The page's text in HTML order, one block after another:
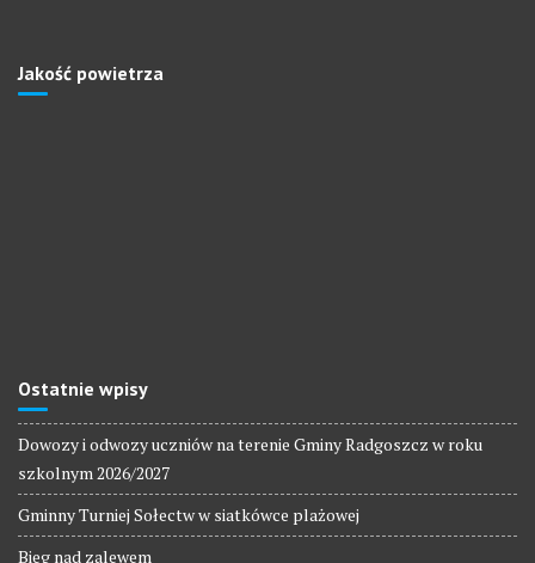
Jakość powietrza
Ostatnie wpisy
Dowozy i odwozy uczniów na terenie Gminy Radgoszcz w roku
szkolnym 2026/2027
Gminny Turniej Sołectw w siatkówce plażowej
Bieg nad zalewem